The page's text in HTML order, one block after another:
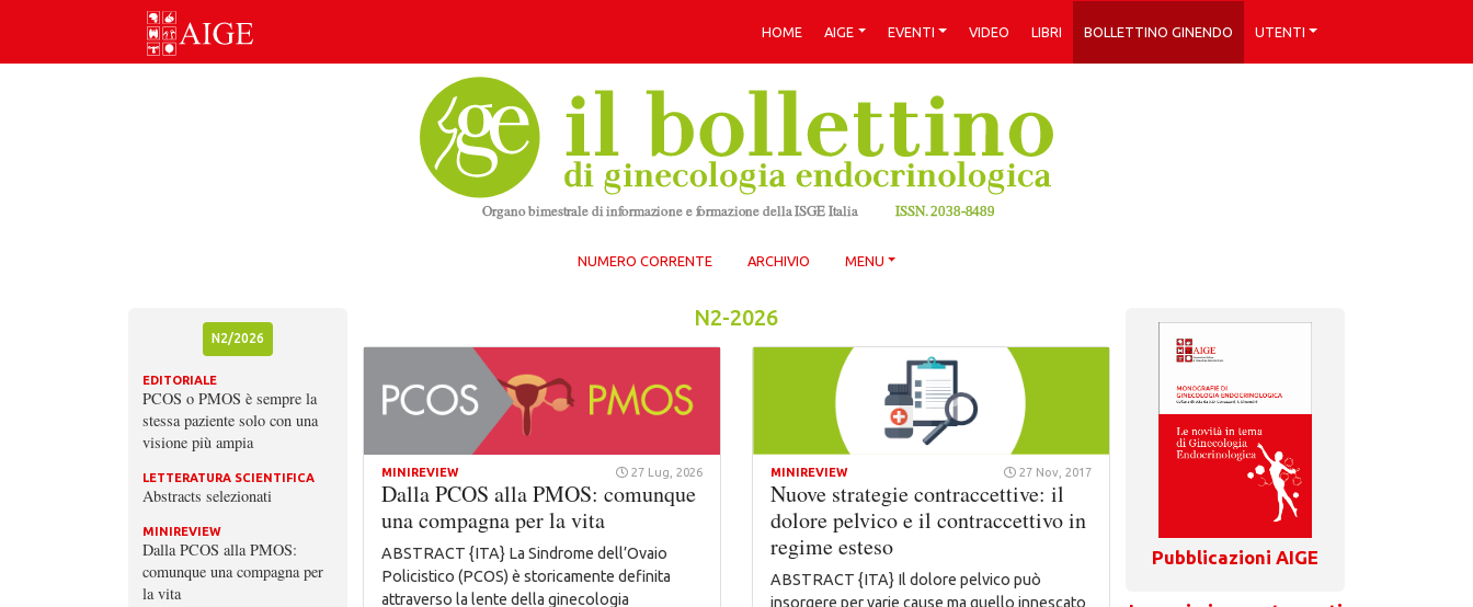
Skip
HOME AIGE EVENTI VIDEO LIBRI BOLLETTINO GINENDO UTENTI
NUMERO CORRENTE ARCHIVIO MENU
N2/2026
EDITORIALE
PCOS o PMOS è sempre la
stessa paziente solo con una
visione più ampia
LETTERATURA SCIENTIFICA
Abstracts selezionati
MINIREVIEW
Dalla PCOS alla PMOS:
comunque una compagna per
la vita
N2-2026
MINIREVIEW 27 Lug, 2026
Dalla PCOS alla PMOS: comunque
una compagna per la vita
ABSTRACT {ITA} La Sindrome dell’Ovaio
Policistico (PCOS) è storicamente definita
attraverso la lente della ginecologia
MINIREVIEW 27 Nov, 2017
Nuove strategie contraccettive: il
dolore pelvico e il contraccettivo in
regime esteso
ABSTRACT {ITA} Il dolore pelvico può
insorgere per varie cause ma quello innescato
Pubblicazioni AIGE